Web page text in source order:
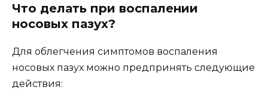
Что делать при воспалении
носовых пазух?
Для облегчения симптомов воспаления
носовых пазух можно предпринять следующие
действия: